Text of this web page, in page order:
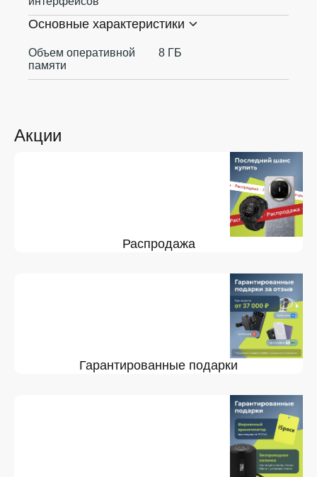
Акции
Распродажа
Гарантированные подарки
Основные характеристики
Объем оперативной
памяти
8 ГБ